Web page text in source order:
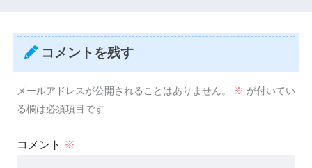
コメントを残す
メールアドレスが公開されることはありません。 ※ が付いてい
る欄は必須項目です
コメント ※